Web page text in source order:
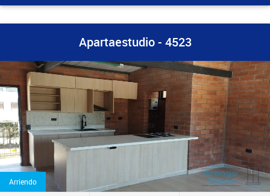
Apartaestudio - 4523
Arriendo